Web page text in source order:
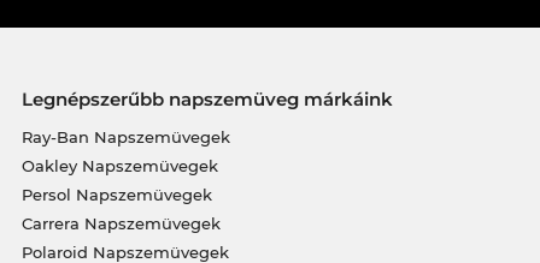
Legnépszerűbb napszemüveg márkáink
Ray-Ban Napszemüvegek
Oakley Napszemüvegek
Persol Napszemüvegek
Carrera Napszemüvegek
Polaroid Napszemüvegek